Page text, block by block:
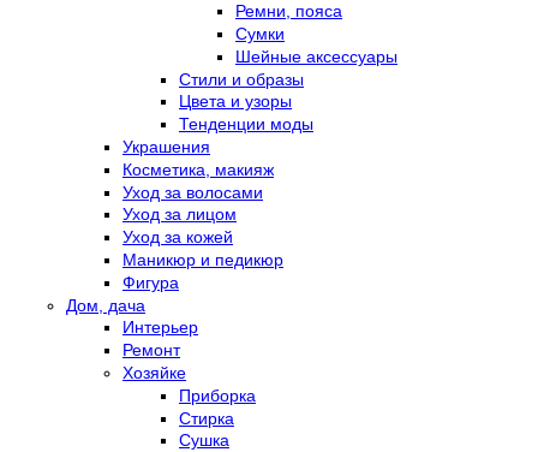
Ремни, пояса
Сумки
Шейные аксессуары
Стили и образы
Цвета и узоры
Тенденции моды
Украшения
Косметика, макияж
Уход за волосами
Уход за лицом
Уход за кожей
Маникюр и педикюр
Фигура
Дом, дача
Интерьер
Ремонт
Хозяйке
Приборка
Стирка
Сушка